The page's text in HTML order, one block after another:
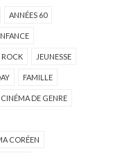
ANNÉES 60
ROCK JEUNESSE
FAMILLE
CINÉMA DE GENRE
CORÉEN